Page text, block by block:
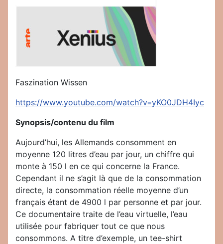
Faszination Wissen
https://www.youtube.com/watch?v=yKO0JDH4Iyc
Synopsis/contenu du film
Aujourd’hui, les Allemands consomment en
moyenne 120 litres d’eau par jour, un chiffre qui
monte à 150 l en ce qui concerne la France.
Cependant il ne s’agit là que de la consommation
directe, la consommation réelle moyenne d’un
français étant de 4900 l par personne et par jour.
Ce documentaire traite de l’eau virtuelle, l’eau
utilisée pour fabriquer tout ce que nous
consommons. A titre d’exemple, un tee-shirt